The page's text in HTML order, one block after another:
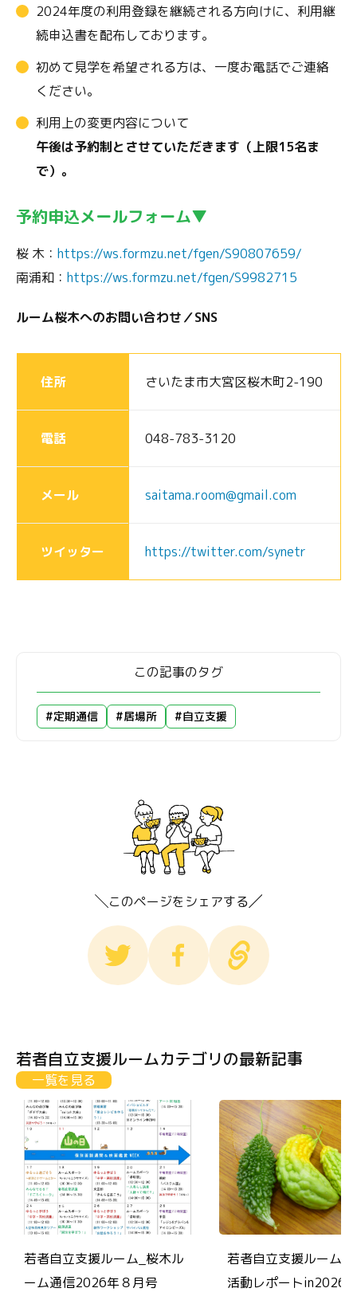
2024年度の利用登録を継続される方向けに、利用継
続申込書を配布しております。
初めて見学を希望される方は、一度お電話でご連絡
ください。
利用上の変更内容について
午後は予約制とさせていただきます（上限15名ま
で）。
予約申込メールフォーム▼
桜 木： https://ws.formzu.net/fgen/S90807659/
南浦和： https://ws.formzu.net/fgen/S9982715
ルーム桜木へのお問い合わせ／SNS
住所 さいたま市大宮区桜木町2-190
電話 048-783-3120
メール saitama.room@gmail.com
ツイッター https://twitter.com/synetr
この記事のタグ
#定期通信 #居場所 #自立支援
このページをシェアする
若者自立支援ルームカテゴリの最新記事
一覧を見る
若者自立支援ルーム_桜木ル
ーム通信2026年８月号
若者自立支援ルーム
活動レポートin2026.7